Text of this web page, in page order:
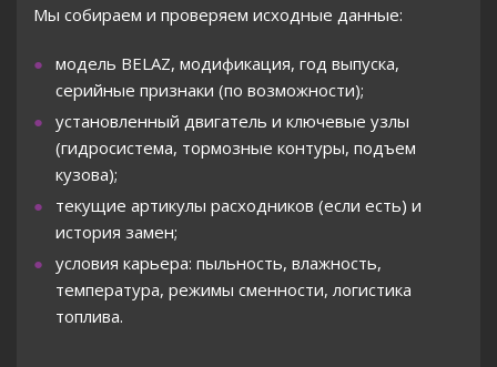
Мы собираем и проверяем исходные данные:
модель BELAZ, модификация, год выпуска,
серийные признаки (по возможности);
установленный двигатель и ключевые узлы
(гидросистема, тормозные контуры, подъем
кузова);
текущие артикулы расходников (если есть) и
история замен;
условия карьера: пыльность, влажность,
температура, режимы сменности, логистика
топлива.